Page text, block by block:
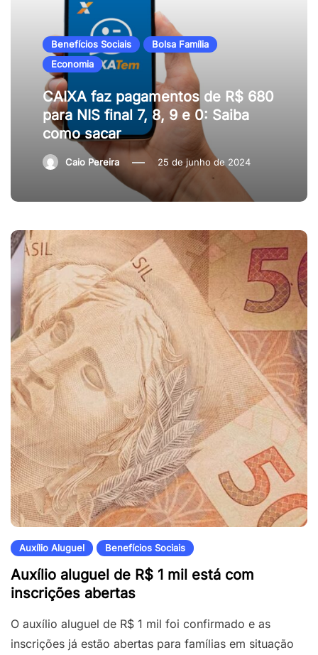
Benefícios Sociais
Bolsa Família
Economia
CAIXA faz pagamentos de R$ 680
para NIS final 7, 8, 9 e 0: Saiba
como sacar
Caio Pereira 25 de junho de 2024
Auxílio Aluguel Benefícios Sociais
Auxílio aluguel de R$ 1 mil está com
inscrições abertas
O auxílio aluguel de R$ 1 mil foi confirmado e as
inscrições já estão abertas para famílias em situação